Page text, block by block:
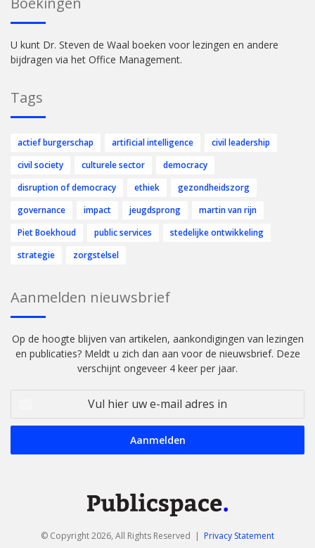
U kunt Dr. Steven de Waal boeken voor lezingen en andere
bijdragen via het Office Management.
Tags
actief burgerschap artificial intelligence
civil leadership
civil society
culturele sector
democracy
disruption of democracy
ethiek
gezondheidszorg
governance
impact jeugdsprong
martin van rijn
Piet Boekhoud
public services
stedelijke ontwikkeling
strategie
zorgstelsel
Aanmelden nieuwsbrief
Op de hoogte blijven van artikelen, aankondigingen van lezingen
en publicaties? Meldt u zich dan aan voor de nieuwsbrief. Deze
verschijnt ongeveer 4 keer per jaar.
uw
mail
© Copyright 2026, All Rights Reserved | Privacy Statement